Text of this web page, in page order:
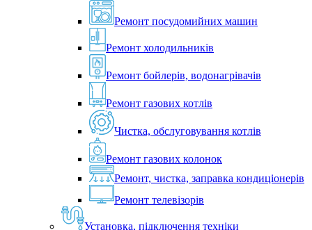
Ремонт посудомийних машин
Ремонт холодильників
Ремонт бойлерів, водонагрівачів
Ремонт газових котлів
Чистка, обслуговування котлів
Ремонт газових колонок
Ремонт, чистка, заправка кондиціонерів
Ремонт телевізорів
Установка, підключення техніки